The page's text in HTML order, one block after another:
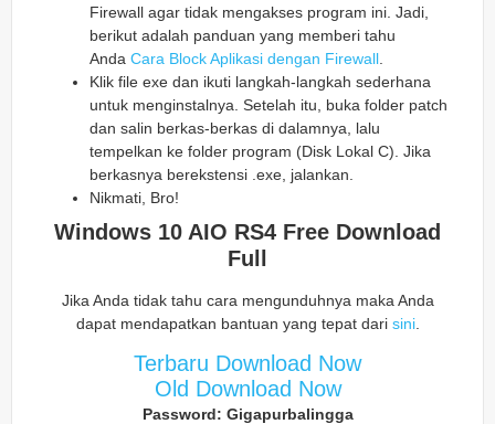
Firewall agar tidak mengakses program ini. Jadi,
berikut adalah panduan yang memberi tahu
Anda Cara Block Aplikasi dengan Firewall.
Klik file exe dan ikuti langkah-langkah sederhana
untuk menginstalnya. Setelah itu, buka folder patch
dan salin berkas-berkas di dalamnya, lalu
tempelkan ke folder program (Disk Lokal C). Jika
berkasnya berekstensi .exe, jalankan.
Nikmati, Bro!
Windows 10 AIO RS4 Free Download
Full
Jika Anda tidak tahu cara mengunduhnya maka Anda
dapat mendapatkan bantuan yang tepat dari sini.
Terbaru Download Now
Old Download Now
Password: Gigapurbalingga